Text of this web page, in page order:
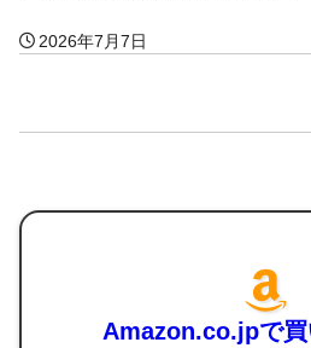
2026年7月7日
Amazon.co.jpで買